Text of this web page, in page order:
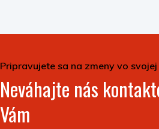
Pripravujete sa na zmeny vo
Neváhajte nás
Vám